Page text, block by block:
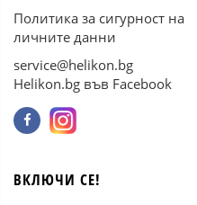
Политика за сигурност на
личните данни
service@helikon.bg
Helikon.bg във Facebook
ВКЛЮЧИ СЕ!